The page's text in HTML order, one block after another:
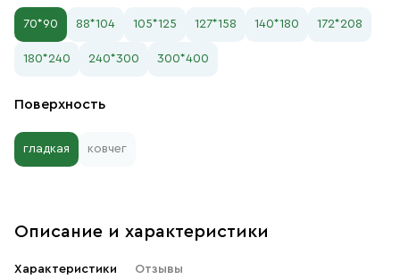
70*90 88*104 105*125 127*158 140*180 172*208
180*240 240*300 300*400
Поверхность
гладкая ковчег
Описание и характеристики
Характеристики Отзывы